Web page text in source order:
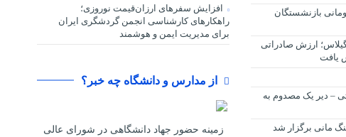
۵ میلیون تومانی بازنشستگان
۳۹صادرات گیلاس؛ ارزش صادراتی
– دیر یک مصدوم به
مانی برگزار شد
افزایش سفرهای ارزان‌قیمت نوروزی؛
راهکارهای کارشناسی انجمن گردشگری ایران
برای مدیریت ایمن و هوشمند
از مدارس و دانشگاه چه خبر؟
زمینه حضور جهاد دانشگاهی در شورای عالی